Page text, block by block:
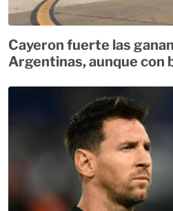
Cayeron fuerte las
Argentinas, aunque con